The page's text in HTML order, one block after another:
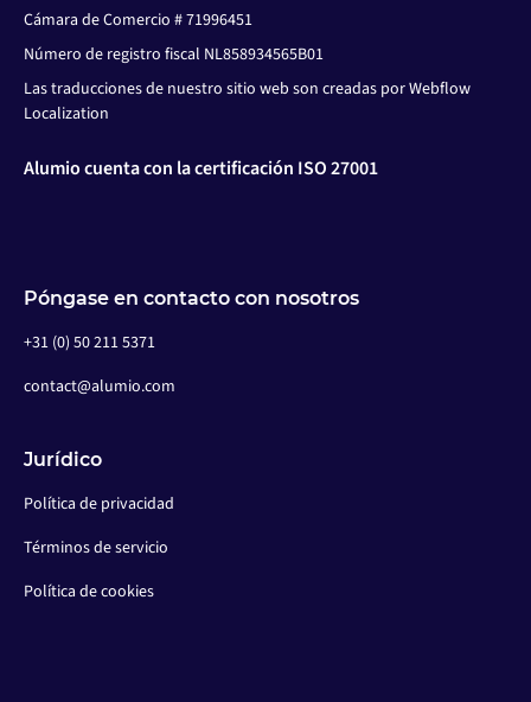
Cámara de Comercio # 71996451
Número de registro fiscal NL858934565B01
Las traducciones de nuestro sitio web son creadas por Webflow
Localization
Alumio cuenta con la certificación ISO 27001
Póngase en contacto con nosotros
+31 (0) 50 211 5371
contact@alumio.com
Jurídico
Política de privacidad
Términos de servicio
Política de cookies